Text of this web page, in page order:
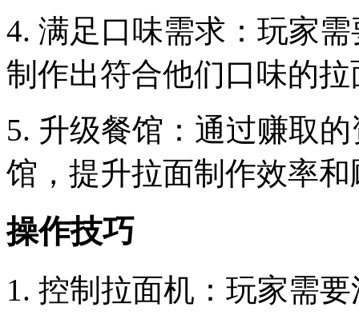
4. 满足口味需求：玩家
制作出符合他们口味的拉
5. 升级餐馆：通过赚取
馆，提升拉面制作效率
操作技巧
1. 控制拉面机：玩家需